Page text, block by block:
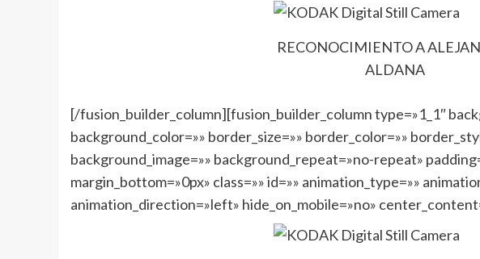
RECONOCIMIENTO A
ALDANA
[/fusion_builder_column][fusion_builder_column type=»1_1″
background_color=»» border_size=»» border_color=»»
background_image=»» background_repeat=»no-repeat»
margin_bottom=»0px» class=»» id=»» animation_type=»»
animation_direction=»left» hide_on_mobile=»no»